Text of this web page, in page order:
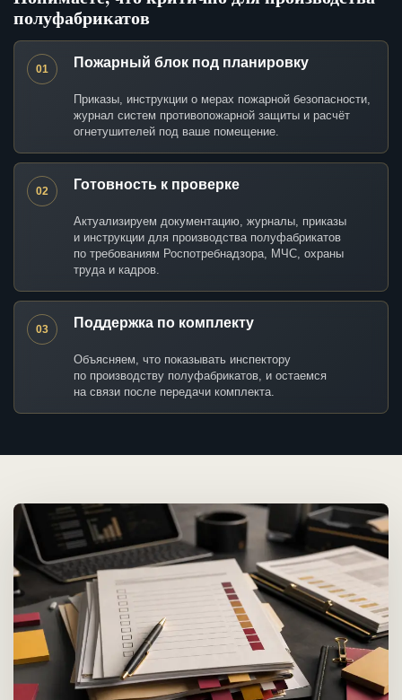
полуфабрикатов
01 Пожарный блок под планировку
Приказы, инструкции о мерах пожарной безопасности,
журнал систем противопожарной защиты и расчёт
огнетушителей под ваше помещение.
02 Готовность к проверке
Актуализируем документацию, журналы, приказы
и инструкции для производства полуфабрикатов
по требованиям Роспотребнадзора, МЧС, охраны
труда и кадров.
03 Поддержка по комплекту
Объясняем, что показывать инспектору
по производству полуфабрикатов, и остаемся
на связи после передачи комплекта.